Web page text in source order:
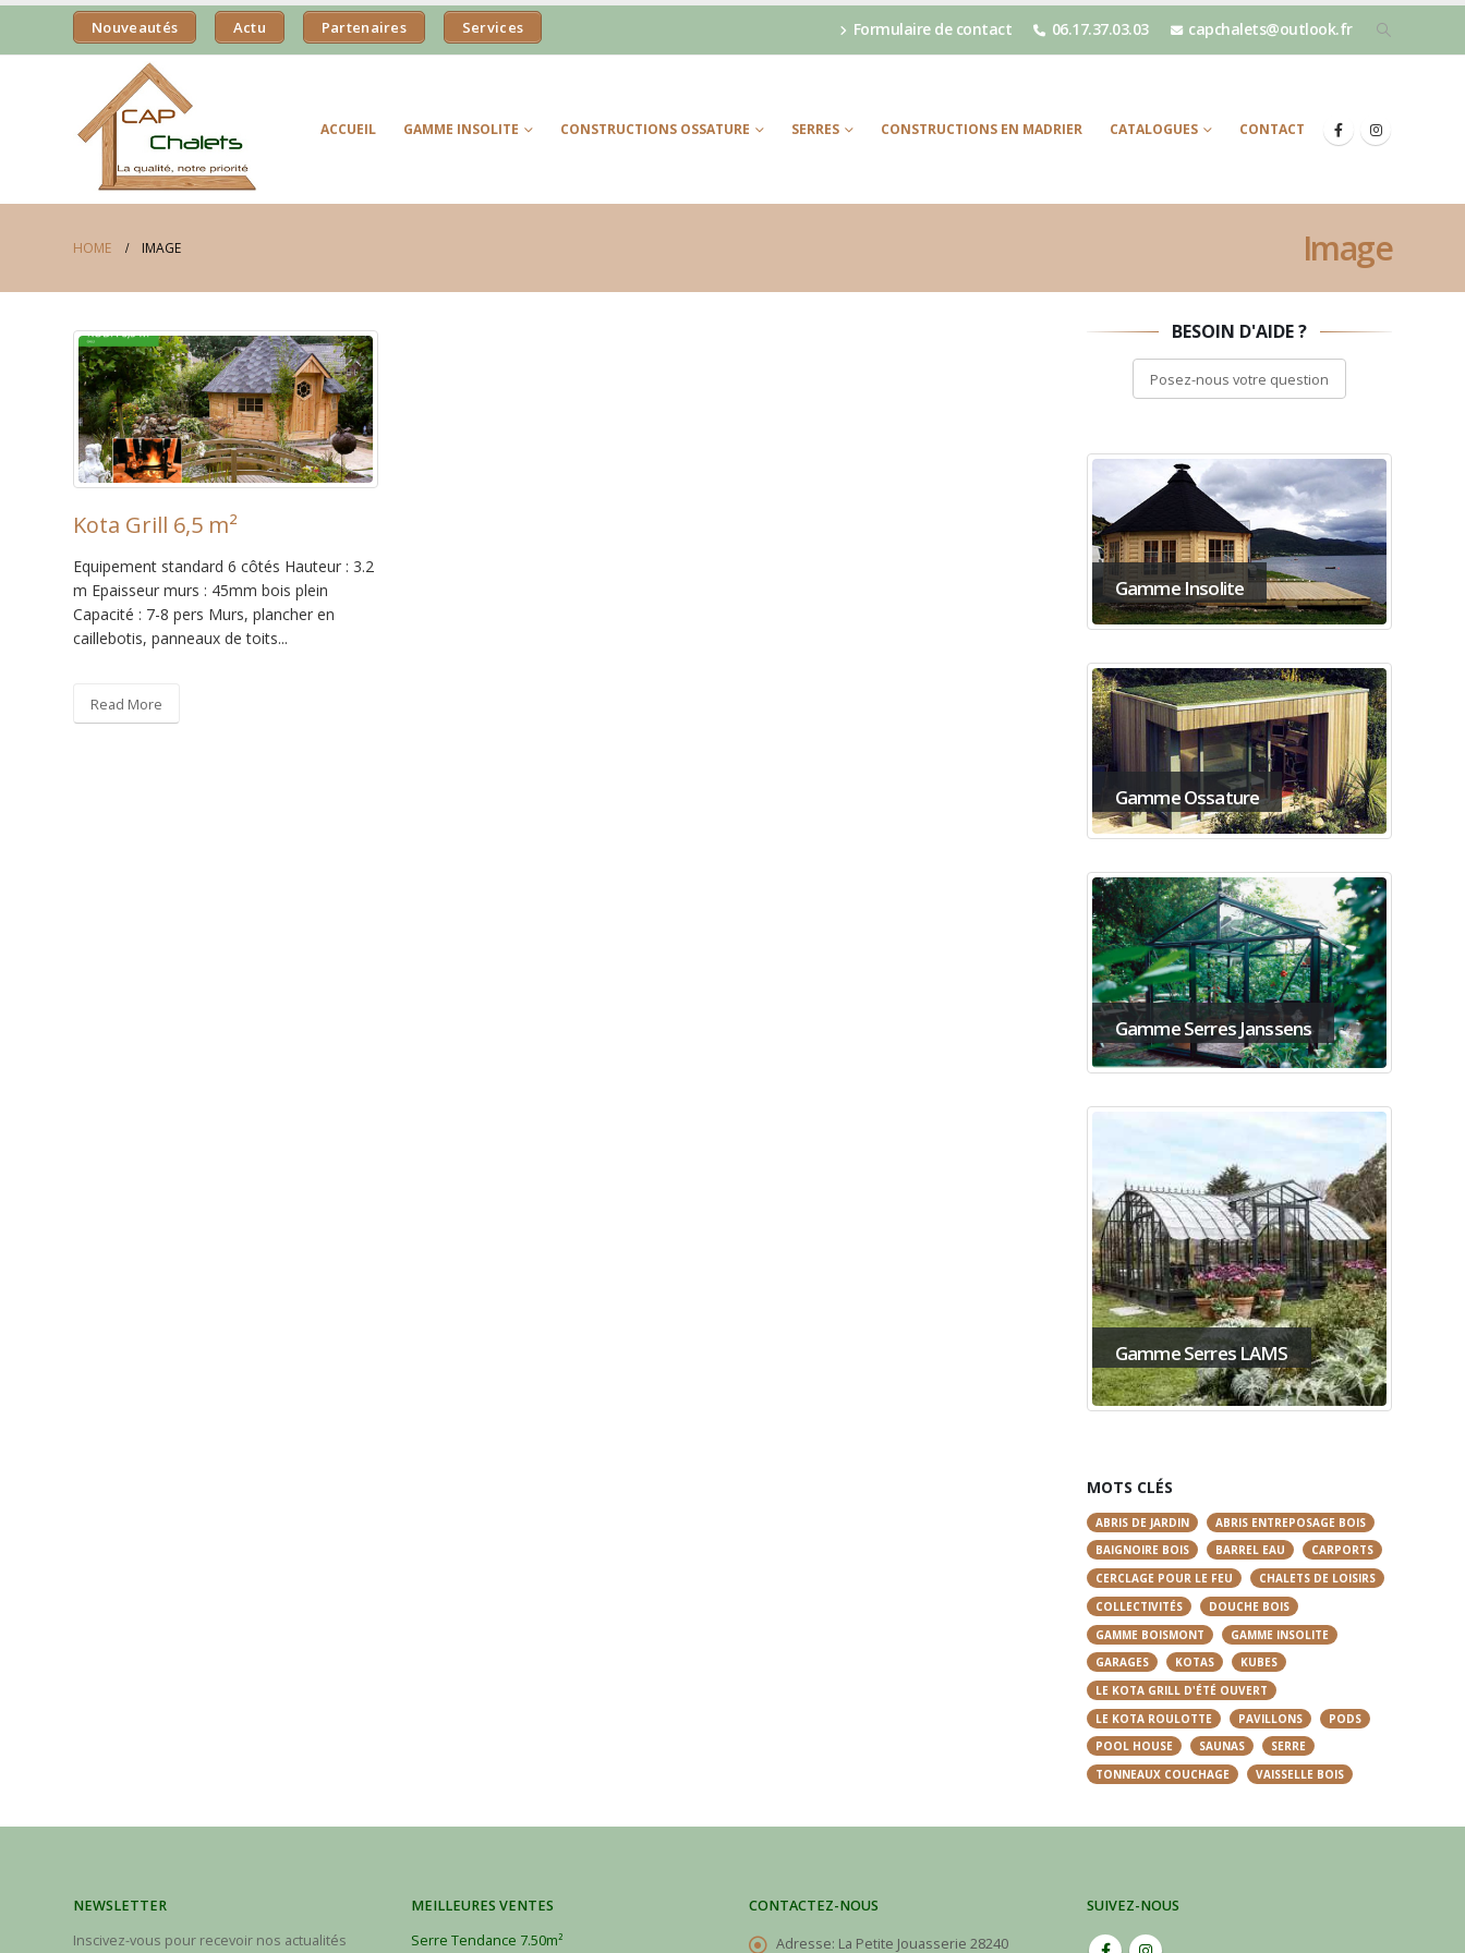
Nouveautés Actu Partenaires Services Formulaire de contact 06.17.37.03.03 capchalets@outlook.fr
ACCUEIL GAMME INSOLITE CONSTRUCTIONS OSSATURE SERRES CONSTRUCTIONS EN MADRIER CATALOGUES CONTACT
HOME IMAGE Image
Kota Grill 6,5 m²
Equipement standard 6 côtés Hauteur : 3.2
m Epaisseur murs : 45mm bois plein
Capacité : 7-8 pers Murs, plancher en
caillebotis, panneaux de toits...
Read More
BESOIN D'AIDE ?
Posez-nous votre question
Gamme Insolite
Gamme Ossature
Gamme Serres Janssens
Gamme Serres LAMS
MOTS CLÉS
ABRIS DE JARDIN
ABRIS ENTREPOSAGE BOIS
BAIGNOIRE BOIS
BARREL EAU
CARPORTS
CERCLAGE POUR LE FEU
CHALETS DE LOISIRS
COLLECTIVITÉS
DOUCHE BOIS
GAMME BOISMONT
GAMME INSOLITE
GARAGES
KOTAS
KUBES
LE KOTA GRILL D'ÉTÉ OUVERT
LE KOTA ROULOTTE
PAVILLONS
PODS
POOL HOUSE
SAUNAS
SERRE
TONNEAUX COUCHAGE
VAISSELLE BOIS
NEWSLETTER
Inscivez-vous pour recevoir nos actualités
MEILLEURES VENTES
Serre Tendance 7.50m²
CONTACTEZ-NOUS
Adresse: La Petite Jouasserie 28240
SUIVEZ-NOUS